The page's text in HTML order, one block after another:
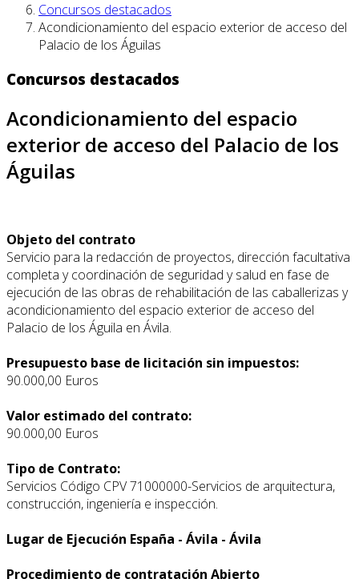
Concursos destacados
Acondicionamiento del espacio exterior de acceso del
Palacio de los Águilas
Concursos destacados
Acondicionamiento del espacio
exterior de acceso del Palacio de los
Águilas
Objeto del contrato
Servicio para la redacción de proyectos, dirección facultativa
completa y coordinación de seguridad y salud en fase de
ejecución de las obras de rehabilitación de las caballerizas y
acondicionamiento del espacio exterior de acceso del
Palacio de los Águila en Ávila.
Presupuesto base de licitación sin impuestos:
90.000,00 Euros
Valor estimado del contrato:
90.000,00 Euros
Tipo de Contrato:
Servicios Código CPV 71000000-Servicios de arquitectura,
construcción, ingeniería e inspección.
Lugar de Ejecución España - Ávila - Ávila
Procedimiento de contratación Abierto